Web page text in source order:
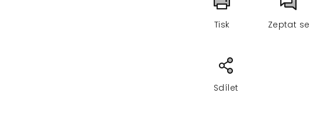
Tisk Zeptat se
Sdílet